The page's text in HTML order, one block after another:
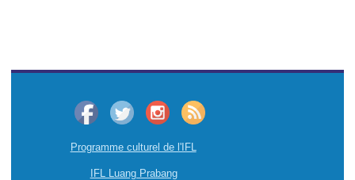
Programme culturel de l'IFL
IFL Luang Prabang